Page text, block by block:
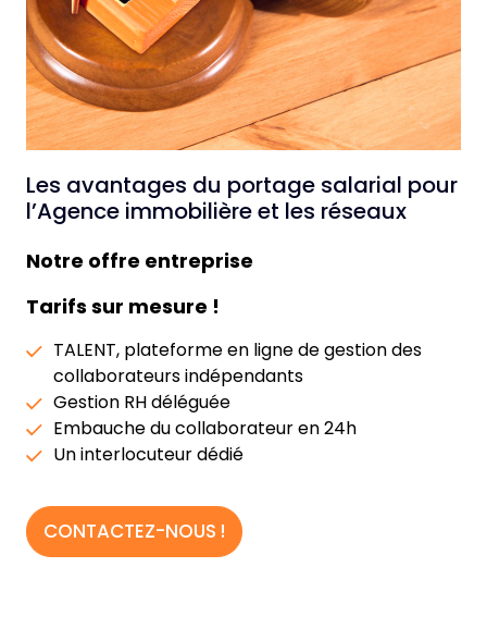
Les avantages du portage salarial pour
l’Agence immobilière et les réseaux
Notre offre entreprise
Tarifs sur mesure !
TALENT, plateforme en ligne de gestion des
collaborateurs indépendants
Gestion RH déléguée
Embauche du collaborateur en 24h
Un interlocuteur dédié
CONTACTEZ-NOUS !